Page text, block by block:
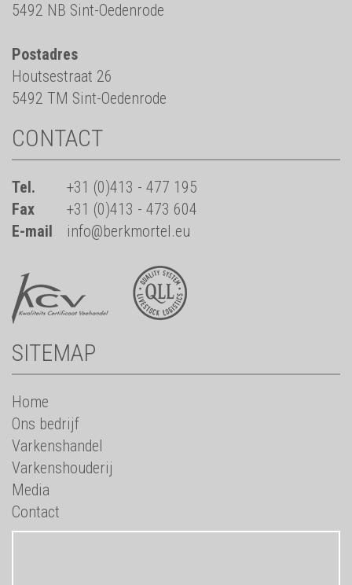
5492 NB Sint-Oedenrode
Postadres
Houtsestraat 26
5492 TM Sint-Oedenrode
CONTACT
Tel.
+31 (0)413 - 477 195
Fax
+31 (0)413 - 473 604
E-mail
info@berkmortel.eu
SITEMAP
Home
Ons bedrijf
Varkenshandel
Varkenshouderij
Media
Contact